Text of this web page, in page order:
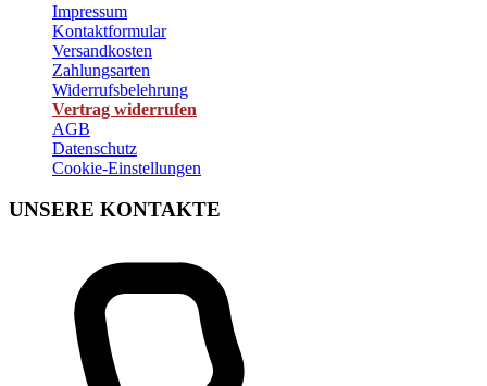
Impressum
Kontaktformular
Versandkosten
Zahlungsarten
Widerrufsbelehrung
Vertrag widerrufen
AGB
Datenschutz
Cookie-Einstellungen
UNSERE KONTAKTE